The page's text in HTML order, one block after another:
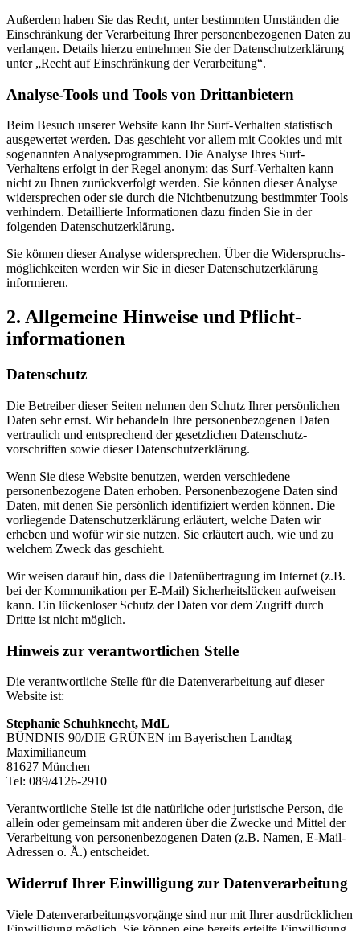
Außerdem haben Sie das Recht, unter bestimmten Umständen die
Einschränkung der Verarbeitung Ihrer personenbezogenen Daten zu
verlangen. Details hierzu entnehmen Sie der Datenschutzerklärung
unter „Recht auf Einschränkung der Verarbeitung“.
Analyse-Tools und Tools von Drittanbietern
Beim Besuch unserer Website kann Ihr Surf-Verhalten statistisch
ausgewertet werden. Das geschieht vor allem mit Cookies und mit
sogenannten Analyseprogrammen. Die Analyse Ihres Surf-
Verhaltens erfolgt in der Regel anonym; das Surf-Verhalten kann
nicht zu Ihnen zurückverfolgt werden. Sie können dieser Analyse
widersprechen oder sie durch die Nichtbenutzung bestimmter Tools
verhindern. Detaillierte Informationen dazu finden Sie in der
folgenden Datenschutzerklärung.
Sie können dieser Analyse widersprechen. Über die Widerspruchs­
möglichkeiten werden wir Sie in dieser Datenschutz­erklärung
informieren.
2. All­gemeine Hin­weise und Pflicht­
informationen
Datenschutz
Die Betreiber dieser Seiten nehmen den Schutz Ihrer persönlichen
Daten sehr ernst. Wir behandeln Ihre personenbezogenen Daten
vertraulich und entsprechend der gesetzlichen Datenschutz­
vorschriften sowie dieser Datenschutzerklärung.
Wenn Sie diese Website benutzen, werden verschiedene
personenbezogene Daten erhoben. Personenbezogene Daten sind
Daten, mit denen Sie persönlich identifiziert werden können. Die
vorliegende Datenschutzerklärung erläutert, welche Daten wir
erheben und wofür wir sie nutzen. Sie erläutert auch, wie und zu
welchem Zweck das geschieht.
Wir weisen darauf hin, dass die Datenübertragung im Internet (z.B.
bei der Kommunikation per E-Mail) Sicherheitslücken aufweisen
kann. Ein lückenloser Schutz der Daten vor dem Zugriff durch
Dritte ist nicht möglich.
Hinweis zur verantwortlichen Stelle
Die verantwortliche Stelle für die Datenverarbeitung auf dieser
Website ist:
Stephanie Schuhknecht, MdL
BÜNDNIS 90/DIE GRÜNEN im Bayerischen Landtag
Maximilianeum
81627 München
Tel: 089/4126-2910
Verantwortliche Stelle ist die natürliche oder juristische Person, die
allein oder gemeinsam mit anderen über die Zwecke und Mittel der
Verarbeitung von personenbezogenen Daten (z.B. Namen, E-Mail-
Adressen o. Ä.) entscheidet.
Widerruf Ihrer Einwilligung zur Daten­verarbeitung
Viele Datenverarbeitungsvorgänge sind nur mit Ihrer ausdrücklichen